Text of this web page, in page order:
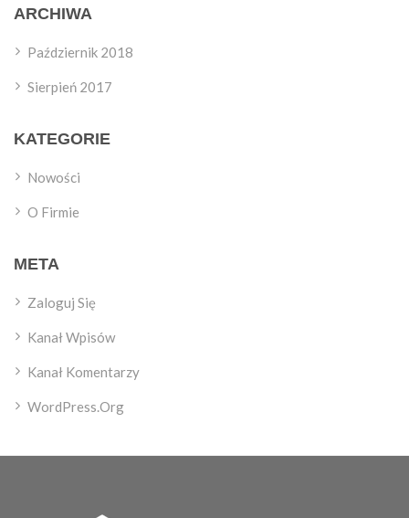
ARCHIWA
Październik 2018
Sierpień 2017
KATEGORIE
Nowości
O Firmie
META
Zaloguj Się
Kanał Wpisów
Kanał Komentarzy
WordPress.org